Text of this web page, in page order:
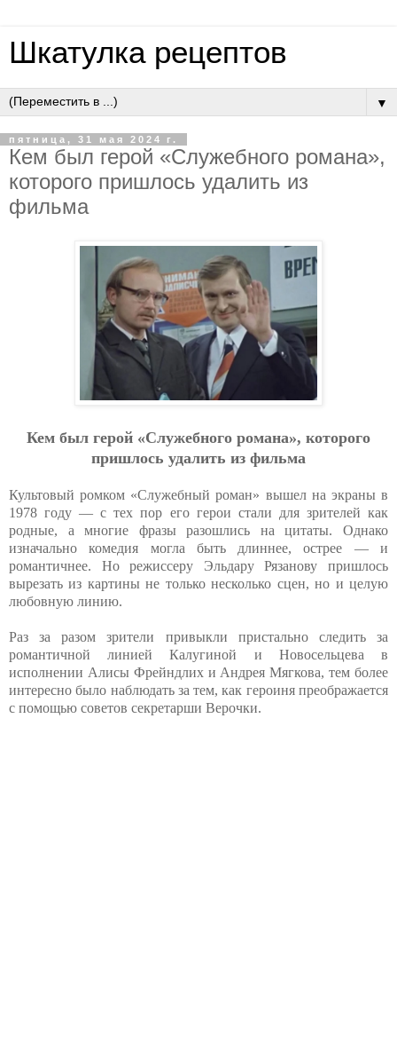
Шкатулка рецептов
▼
пятница, 31 мая 2024 г.
Кем был герой «Служебного романа»,
которого пришлось удалить из
фильма
Кем был герой «Служебного романа», которого
пришлось удалить из фильма
Культовый ромком «Служебный роман» вышел на экраны в
1978 году — с тех пор его герои стали для зрителей как
родные, а многие фразы разошлись на цитаты. Однако
изначально комедия могла быть длиннее, острее — и
романтичнее. Но режиссеру Эльдару Рязанову пришлось
вырезать из картины не только несколько сцен, но и целую
любовную линию.
Раз за разом зрители привыкли пристально следить за
романтичной линией Калугиной и Новосельцева в
исполнении Алисы Фрейндлих и Андрея Мягкова, тем более
интересно было наблюдать за тем, как героиня преображается
с помощью советов секретарши Верочки.